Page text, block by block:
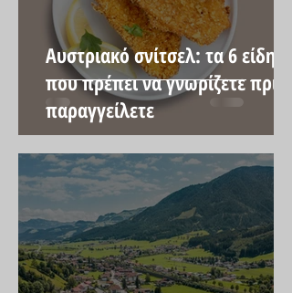
Αυστριακό σνίτσελ: τα 6 είδη
που πρέπει να γνωρίζετε πριν
παραγγείλετε